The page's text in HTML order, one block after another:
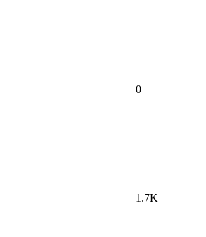
0
1.7K